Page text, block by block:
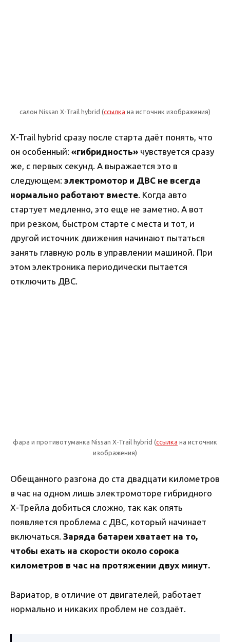
салон Nissan X-Trail hybrid (ссылка на источник изображения)
X-Trail hybrid сразу после старта даёт понять, что
он особенный: «гибридность» чувствуется сразу
же, с первых секунд. А выражается это в
следующем: электромотор и ДВС не всегда
нормально работают вместе. Когда авто
стартует медленно, это еще не заметно. А вот
при резком, быстром старте с места и тот, и
другой источник движения начинают пытаться
занять главную роль в управлении машиной. При
этом электроника периодически пытается
отключить ДВС.
фара и противотуманка Nissan X-Trail hybrid (ссылка на источник
изображения)
Обещанного разгона до ста двадцати километров
в час на одном лишь электромоторе гибридного
Х-Трейла добиться сложно, так как опять
появляется проблема с ДВС, который начинает
включаться. Заряда батареи хватает на то,
чтобы ехать на скорости около сорока
километров в час на протяжении двух минут.
Вариатор, в отличие от двигателей, работает
нормально и никаких проблем не создаёт.